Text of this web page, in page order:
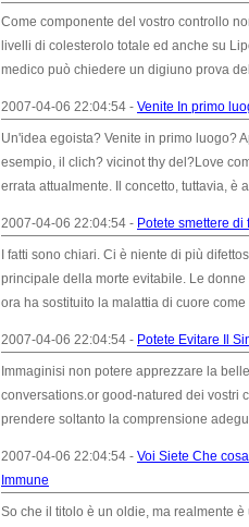
Come componente del vostro controllo
livelli di colesterolo totale ed anche su
medico può chiedere un digiuno prova
2007-04-06 22:04:54 - Venite In primo
Un'idea egoista? Venite in primo luogo?
esempio, il clich? vicinot thy del?Love
errata attualmente. Il concetto, tuttavia, è
2007-04-06 22:04:54 - Potete smettere di
I fatti sono chiari. Ci è niente di più
principale della morte evitabile. Le
ora ha sostituito la malattia di cuore
2007-04-06 22:04:54 - Potete Evitare Il
Immaginisi non potere apprezzare la
conversations.or good-natured dei vostri
prendere soltanto la comprensione
2007-04-06 22:04:54 - Voi Siete Che
Immune
So che il titolo è un oldie, ma realmente